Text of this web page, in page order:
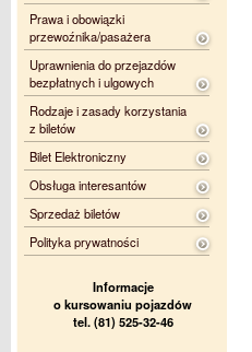
Prawa i obowiązki
przewoźnika/pasażera
Uprawnienia do przejazdów
bezpłatnych i ulgowych
Rodzaje i zasady korzystania
z biletów
Bilet Elektroniczny
Obsługa interesantów
Sprzedaż biletów
Polityka prywatności
Informacje
o kursowaniu pojazdów
tel. (81) 525-32-46